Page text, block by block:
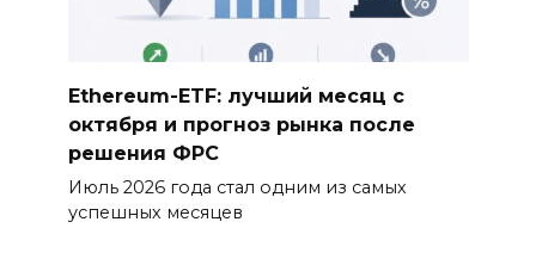
Ethereum-ETF: лучший месяц с
октября и прогноз рынка после
решения ФРС
Июль 2026 года стал одним из самых
успешных месяцев